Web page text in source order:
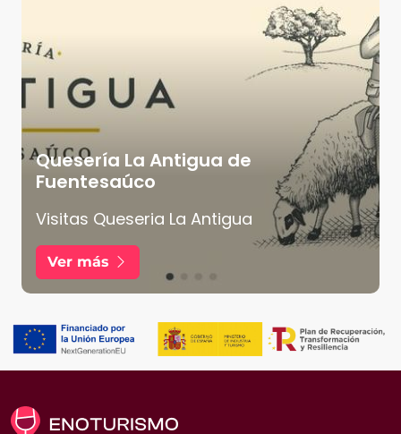
Quesería La Antigua de
Fuentesaúco
Visitas Queseria La Antigua
Ver más